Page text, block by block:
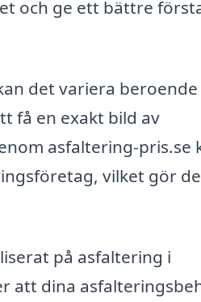
och ge ett bättre
det variera beroende
få en exakt bild av
asfaltering-pris.se
vilket gör
på asfaltering i
att dina